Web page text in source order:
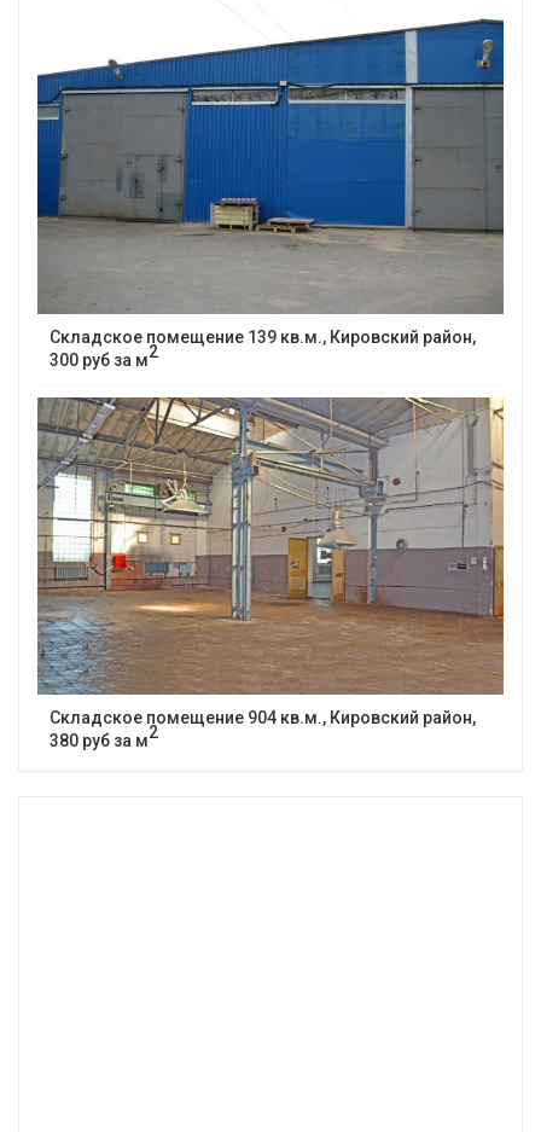
Складское помещение 139 кв.м., Кировский район,
300 руб за м2
Складское помещение 904 кв.м., Кировский район,
380 руб за м2